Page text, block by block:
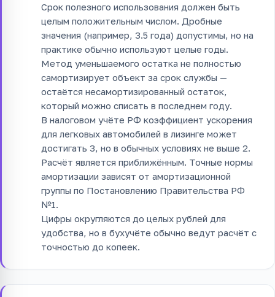
Срок полезного использования должен быть
целым положительным числом. Дробные
значения (например, 3.5 года) допустимы, но на
практике обычно используют целые годы.
Метод уменьшаемого остатка не полностью
самортизирует объект за срок службы —
остаётся несамортизированный остаток,
который можно списать в последнем году.
В налоговом учёте РФ коэффициент ускорения
для легковых автомобилей в лизинге может
достигать 3, но в обычных условиях не выше 2.
Расчёт является приближённым. Точные нормы
амортизации зависят от амортизационной
группы по Постановлению Правительства РФ
№1.
Цифры округляются до целых рублей для
удобства, но в бухучёте обычно ведут расчёт с
точностью до копеек.